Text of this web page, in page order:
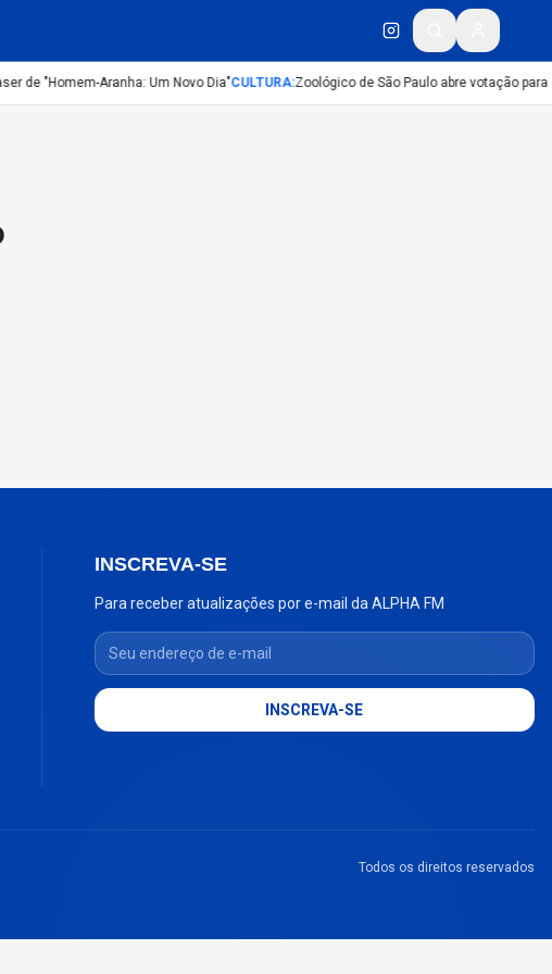
de "Homem-Aranha: Um Novo Dia"CULTURA:Zoológico de São Paulo abre votação
INSCREVA-SE
Para receber atualizações por e-mail da ALPHA FM
Seu endereço de e-mail
INSCREVA-SE
Todos os direitos reservados